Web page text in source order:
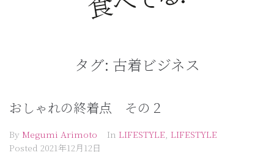
タグ: 古着ビジネス
おしゃれの終着点 その２
By Megumi Arimoto In LIFESTYLE, LIFESTYLE
Posted 2021年12月12日